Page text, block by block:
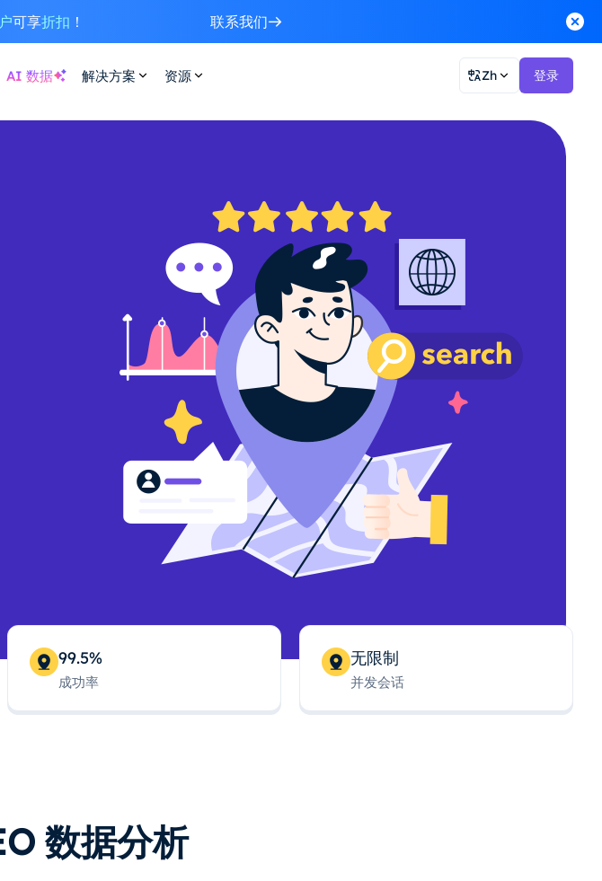
可享折扣 ！ 联系我们
AI 数据 解决方案 资源 Zh 登录
99.5%
成功率
无限制
并发会话
数据分析